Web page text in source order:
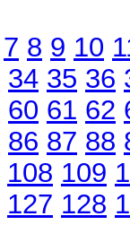
7 8 9 10
34 35 36
60 61 62
86 87 88
108 109
127 128